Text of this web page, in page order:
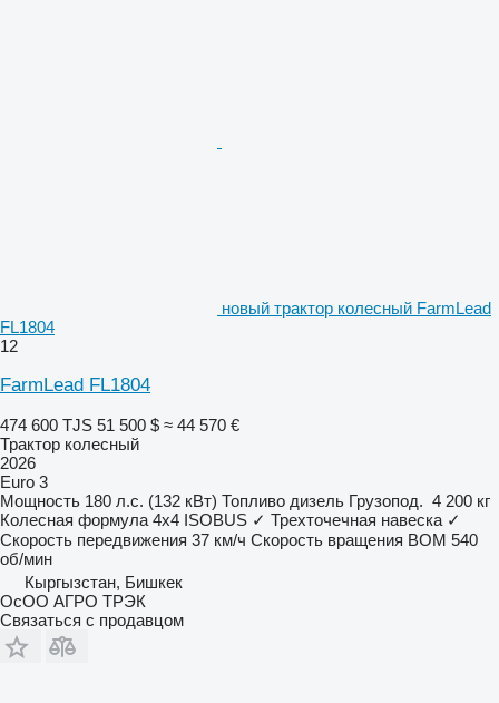
новый трактор колесный FarmLead
FL1804
12
FarmLead FL1804
474 600 TJS 51 500 $ ≈ 44 570 €
Трактор колесный
2026
Euro 3
Мощность 180 л.с. (132 кВт) Топливо дизель Грузопод. 4 200 кг
Колесная формула 4x4 ISOBUS ✓ Трехточечная навеска ✓
Скорость передвижения 37 км/ч Скорость вращения ВОМ 540
об/мин
Кыргызстан, Бишкек
ОсОО АГРО ТРЭК
Связаться с продавцом